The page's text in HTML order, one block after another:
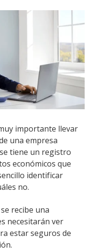
importante llevar
una empresa
tiene un registro
económicos que
identificar
no.
recibe una
necesitarán ver
estar seguros de